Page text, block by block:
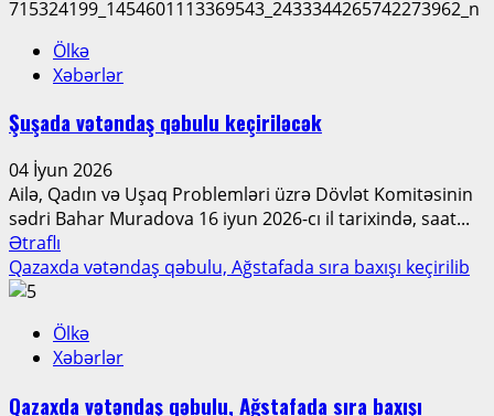
Nazir
Anar
Əliyev
ölkəmizin
BƏT-
in
daha
bir
Konvensiyasına
qoşulmasına
dair
bildirişi
Baş
direktoruna
edib
Ölkə
Xəbərlər
Şuşada vətəndaş qəbulu keçiriləcək
04 İyun 2026
Ailə, Qadın və Uşaq Problemləri üzrə Dövlət Komitəsinin
sədri Bahar Muradova 16 iyun 2026-cı il tarixində, saat...
Ətraflı
more
vətəndaş
qəbulu
Qazaxda vətəndaş qəbulu, Ağstafada sıra baxışı keçirilib
Ölkə
Xəbərlər
Qazaxda vətəndaş qəbulu, Ağstafada sıra baxışı